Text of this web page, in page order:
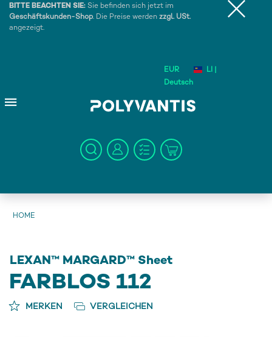
BITTE BEACHTEN SIE: Sie befinden sich jetzt im
Geschäftskunden-Shop. Die Preise werden zzgl. USt.
angezeigt.
EUR
LI |
Deutsch
HOME
LEXAN™ MARGARD™ Sheet
FARBLOS 112
MERKEN VERGLEICHEN